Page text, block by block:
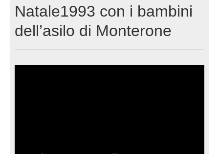
Natale1993 con i bambini
dell’asilo di Monterone